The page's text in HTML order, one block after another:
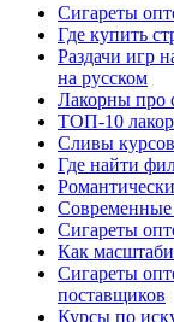
Сигареты
Где купить
Раздачи игр
на русском
Лакорны про
ТОП-10
Сливы
Где найти
Современные
Сигареты
Как
Сигареты
поставщиков
Курсы по